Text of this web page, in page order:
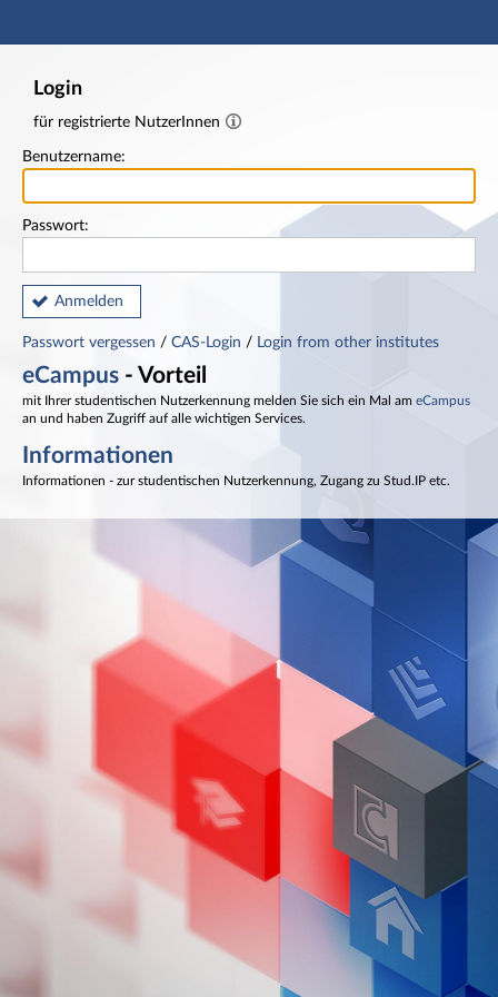
Hauptnavigation
Login
für registrierte NutzerInnen
Benutzername:
Passwort:
Anmelden
Passwort vergessen / CAS-Login / Login from other institutes
eCampus - Vorteil
mit Ihrer studentischen Nutzerkennung melden Sie sich ein Mal am eCampus
an und haben Zugriff auf alle wichtigen Services.
Informationen
Informationen - zur studentischen Nutzerkennung, Zugang zu Stud.IP etc.